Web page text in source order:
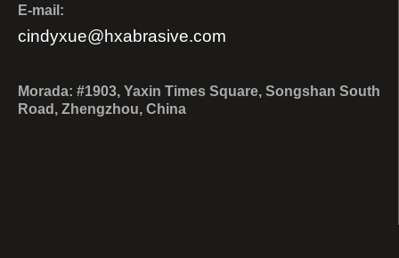
E-mail:
cindyxue@hxabrasive.com
Morada: #1903, Yaxin Times Square, Songshan South
Road, Zhengzhou, China